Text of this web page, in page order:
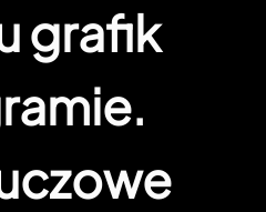
grafik